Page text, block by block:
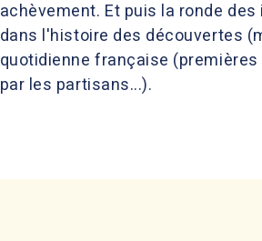
achèvement. Et puis la ronde
dans l'histoire des découvertes
quotidienne française
par les partisans...).